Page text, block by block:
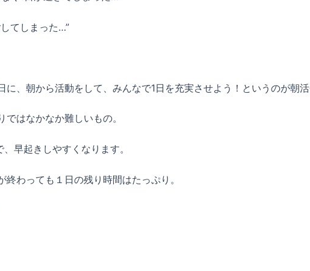
てしまった…”
に、朝から活動をして、みんなで1日を充実させよう！というのが朝
はなかなか難しいもの。
早起きしやすくなります。
わっても１日の残り時間はたっぷり。